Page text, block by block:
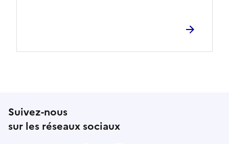
Suivez-nous
sur les réseaux sociaux